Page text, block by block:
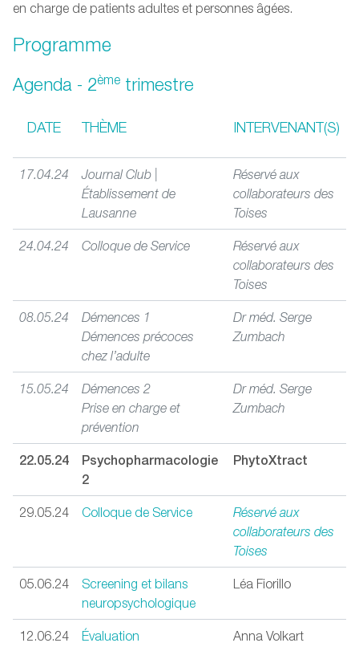
en charge de patients adultes et personnes âgées.
Programme
Agenda - 2ème trimestre
DATE THÈME INTERVENANT(S)
17.04.24
Journal Club |
Établissement de
Lausanne
Réservé aux
collaborateurs des
Toises
24.04.24 Colloque de Service
Réservé aux
collaborateurs des
Toises
08.05.24
Démences 1
Démences précoces
chez l’adulte
Dr méd. Serge
Zumbach
15.05.24
Démences 2
Prise en charge et
prévention
Dr méd. Serge
Zumbach
22.05.24
Psychopharmacologie
2
PhytoXtract
29.05.24 Colloque de Service
Réservé aux
collaborateurs des
Toises
05.06.24
Screening et bilans
neuropsychologique
Léa Fiorillo
12.06.24
Évaluation
Anna Volkart